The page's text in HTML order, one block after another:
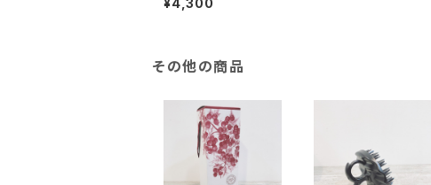
その他の商品